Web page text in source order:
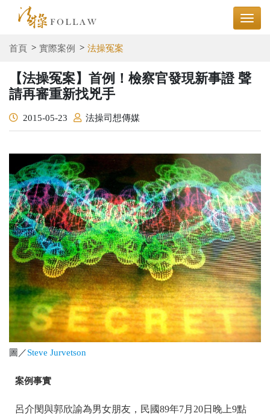
首頁 實際案例 法操冤案
【法操冤案】首例！檢察官發現新事證 聲
請再審重新找兇手
2015-05-23 法操司想傳媒
圖／Steve Jurvetson
案例事實
呂介閔與郭欣諭為男女朋友，民國89年7月20日晚上9點